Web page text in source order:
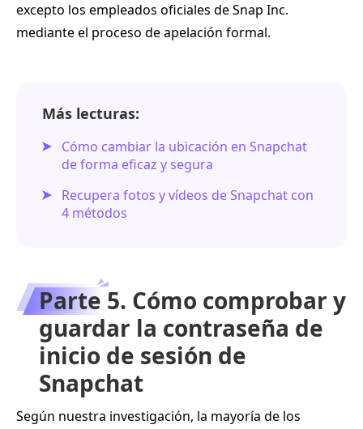
excepto los empleados oficiales de Snap Inc.
mediante el proceso de apelación formal.
Más lecturas:
Cómo cambiar la ubicación en Snapchat
de forma eficaz y segura
Recupera fotos y vídeos de Snapchat con
4 métodos
Parte 5. Cómo comprobar y
guardar la contraseña de
inicio de sesión de
Snapchat
Según nuestra investigación, la mayoría de los